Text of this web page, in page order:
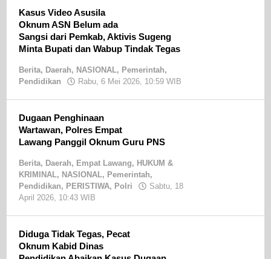
Kasus Video Asusila
Oknum ASN Belum ada
Sangsi dari Pemkab, Aktivis Sugeng
Minta Bupati dan Wabup Tindak Tegas
Berita, Daerah, NASIONAL, Pemerintah,
Pendidikan
Rabu, 6 Mei 2026, 10:59 WIB
Dugaan Penghinaan
Wartawan, Polres Empat
Lawang Panggil Oknum Guru PNS
Berita, Daerah, Empat Lawang, HUKUM &
KRIMINAL, NASIONAL, Pemerintah,
Pendidikan, PERISTIWA, Polri
Sabtu, 18
April 2026, 10:43 WIB
Diduga Tidak Tegas, Pecat
Oknum Kabid Dinas